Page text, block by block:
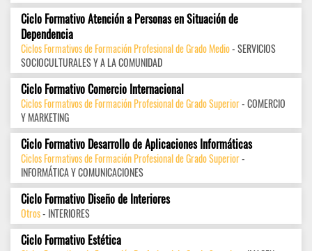
Ciclo Formativo Atención a Personas en Situación de
Dependencia
Ciclos Formativos de Formación Profesional de Grado Medio- SERVICIOS
SOCIOCULTURALES Y A LA COMUNIDAD
Ciclo Formativo Comercio Internacional
Ciclos Formativos de Formación Profesional de Grado Superior- COMERCIO
Y MARKETING
Ciclo Formativo Desarrollo de Aplicaciones Informáticas
Ciclos Formativos de Formación Profesional de Grado Superior-
INFORMÁTICA Y COMUNICACIONES
Ciclo Formativo Diseño de Interiores
Otros- INTERIORES
Ciclo Formativo Estética